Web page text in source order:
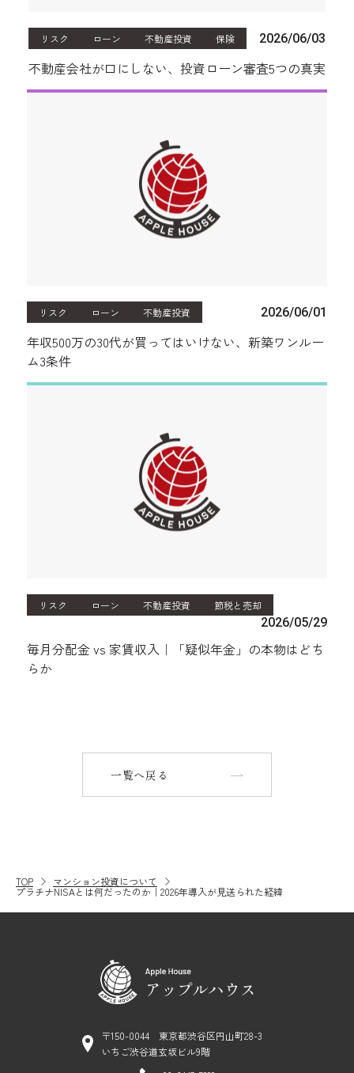
リスク ローン 不動産投資 保険 2026/06/03
不動産会社が口にしない、投資ローン審査5つの真実
リスク ローン 不動産投資 2026/06/01
年収500万の30代が買ってはいけない、新築ワンルー
ム3条件
リスク ローン 不動産投資 節税と売却
2026/05/29
毎月分配金 vs 家賃収入｜「疑似年金」の本物はどち
らか
一覧へ戻る
TOP マンション投資について
プラチナNISAとは何だったのか｜2026年導入が見送られた経緯
〒150-0044 東京都渋谷区円山町28-3
いちご渋谷道玄坂ビル9階